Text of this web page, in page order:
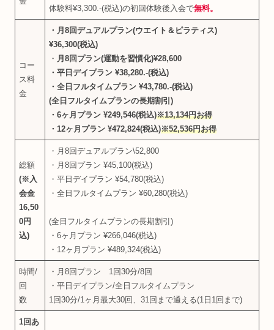
体験料¥3,300.-(税込)の初回体験後入会で無料。
コー
ス料
金
・月8回デュアルプラン(ウエイト＆ピラティス)
¥36,300(税込)
・ 月8回プラン(運動を習慣化)¥28,600
・平日デイプラン ¥38,280.-(税込)
・全日フルタイムプラン ¥43,780.-(税込)
(全日フルタイムプランの長期割引)
・6ヶ月プラン ¥249,546(税込)※13,134円お得
・12ヶ月プラン ¥472,824(税込)※52,536円お得
総額
(※入
会金
16,50
0円
込)
・月8回デュアルプラン\52,800
・月8回プラン ¥45,100(税込)
・平日デイプラン ¥54,780(税込)
・全日フルタイムプラン ¥60,280(税込)
(全日フルタイムプランの長期割引)
・6ヶ月プラン ¥266,046(税込)
・12ヶ月プラン ¥489,324(税込)
時間/
回
数
・月8回プラン 1回30分/8回
・平日デイプラン/全日フルタイムプラン
1回30分/1ヶ月最大30回、31回まで通える(1日1回まで)
1回あ